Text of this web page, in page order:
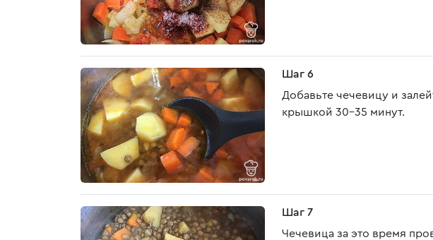
Шаг 6
Добавьте чечевицу и
крышкой 30-35 минут.
Шаг 7
Чечевица за это время